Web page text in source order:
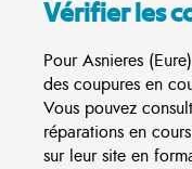
Vérifier les
Pour Asnieres
des coupures en
Vous pouvez
réparations en
sur leur site en